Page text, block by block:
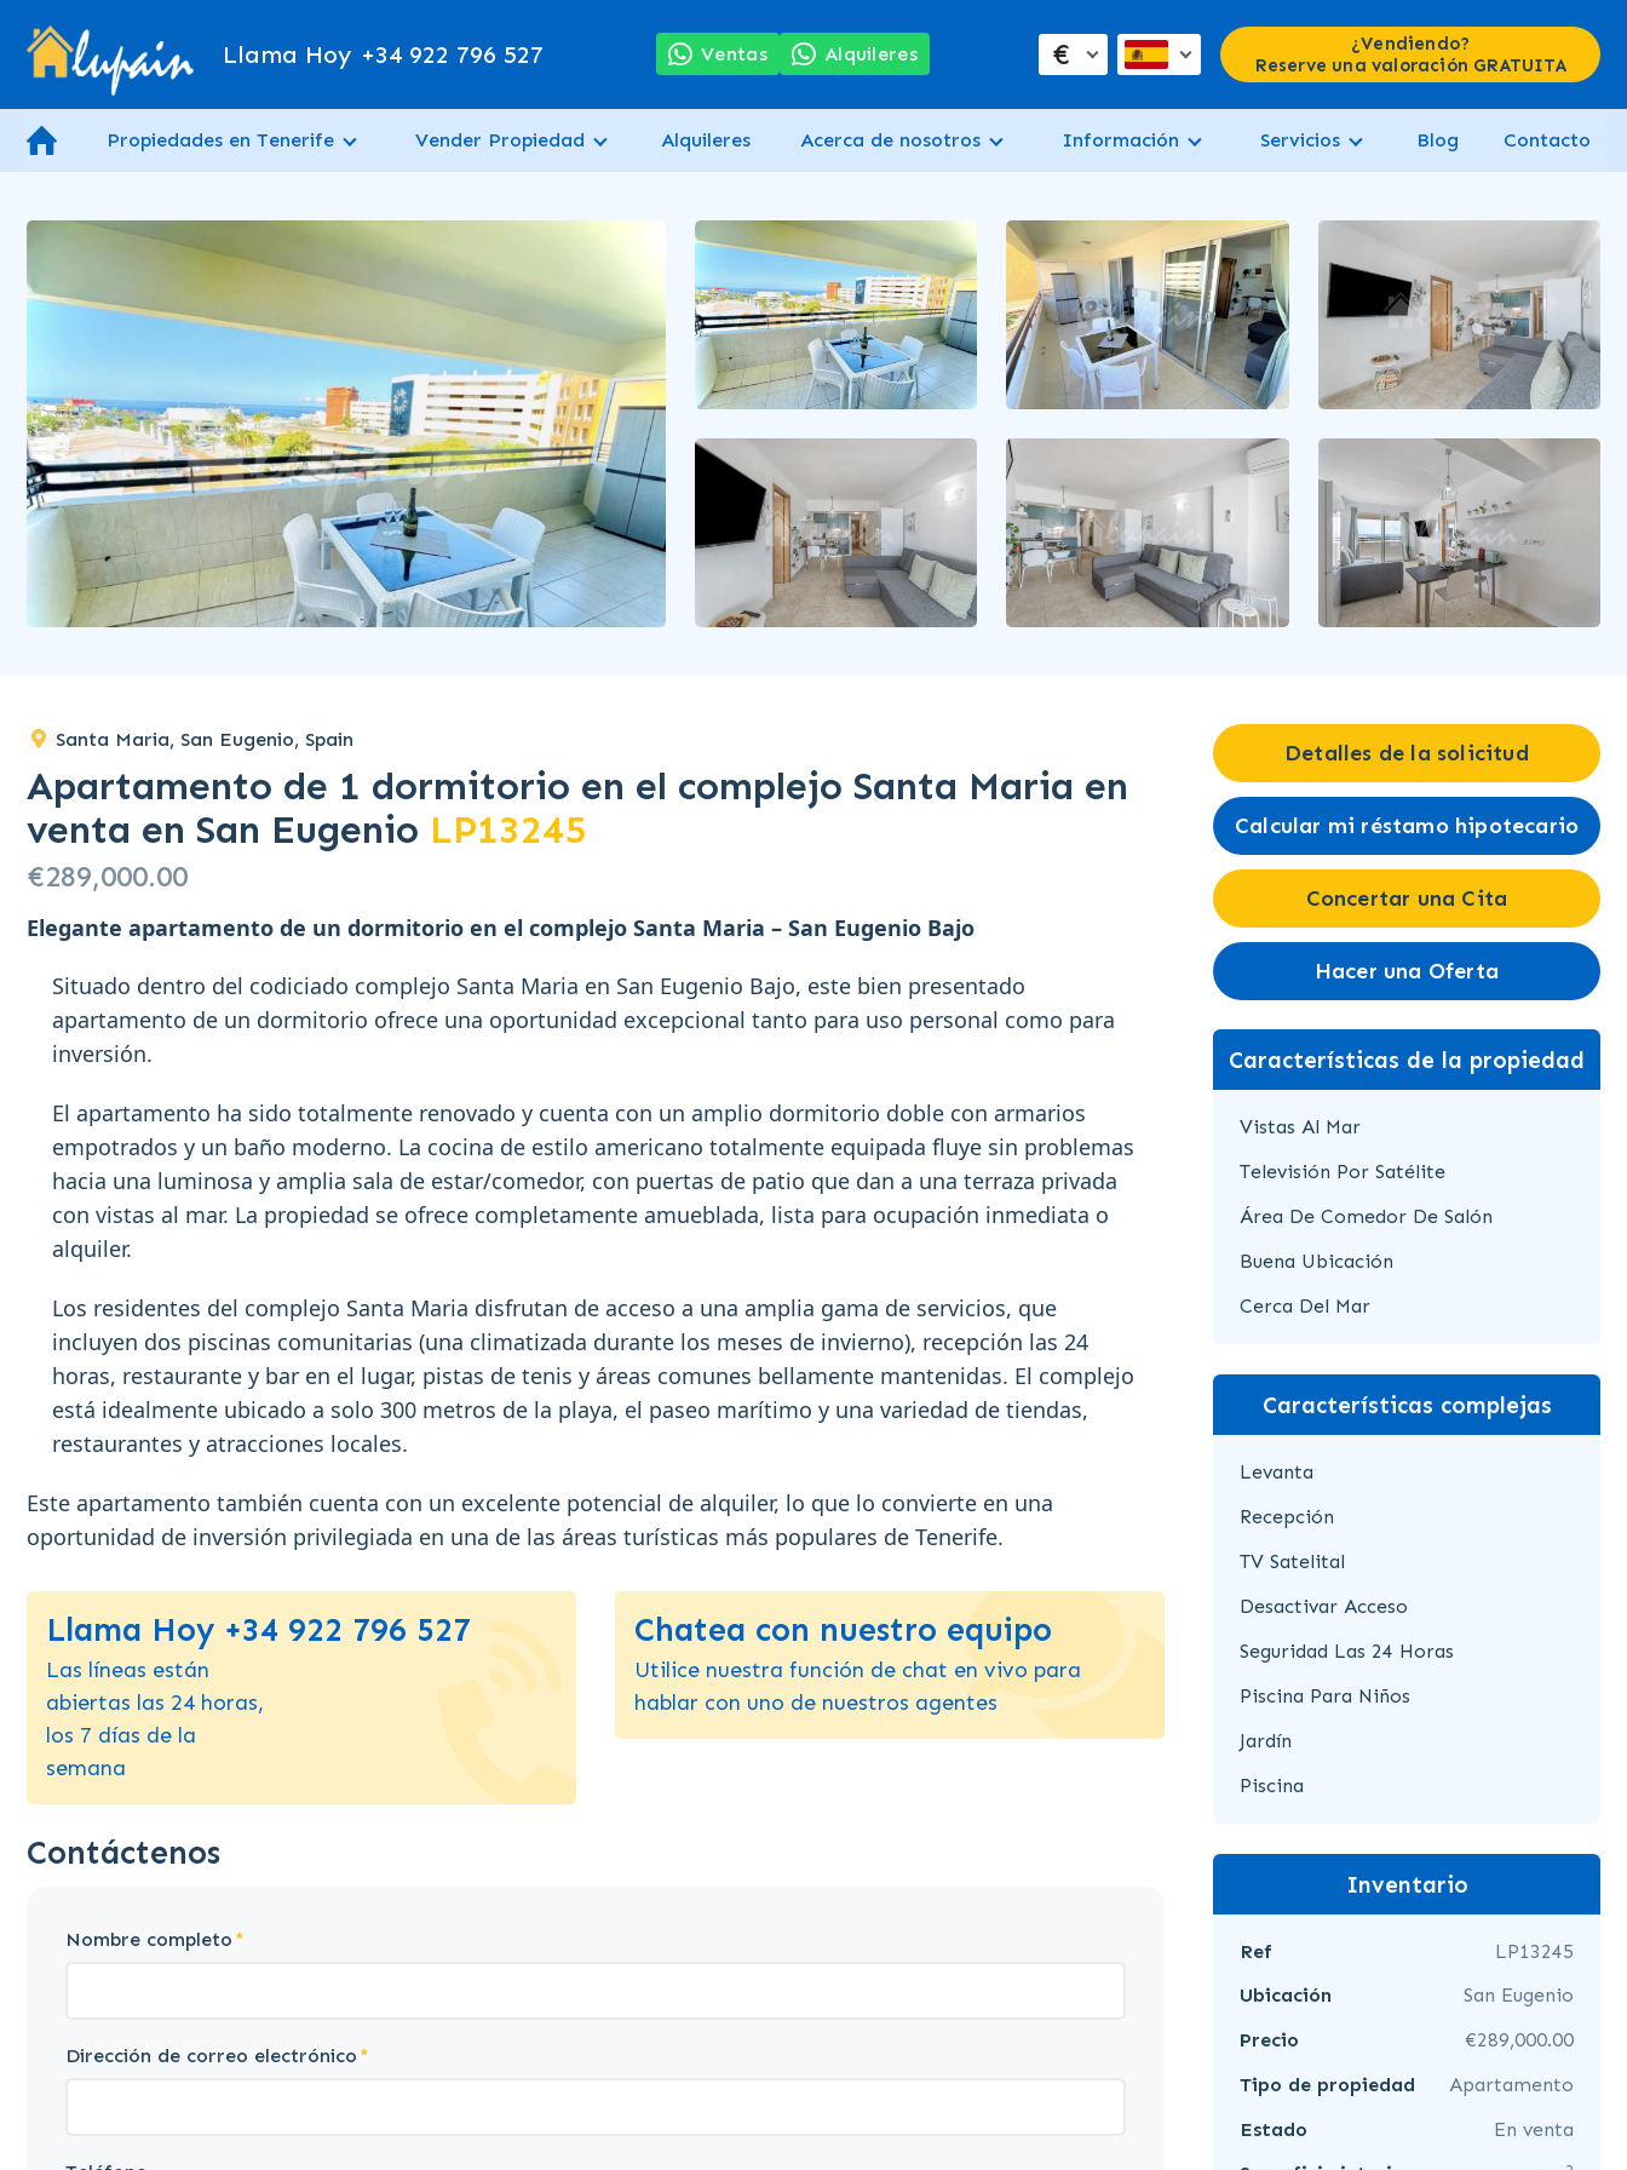
Llama Hoy +34 922 796 527 Ventas Alquileres €
¿Vendiendo?
Reserve una valoración GRATUITA
Propiedades en Tenerife Vender Propiedad Alquileres Acerca de nosotros Información Servicios Blog Contacto
Santa Maria, San Eugenio, Spain
Apartamento de 1 dormitorio en el complejo Santa Maria en
venta en San Eugenio LP13245
€289,000.00
Elegante apartamento de un dormitorio en el complejo Santa Maria – San Eugenio Bajo
Situado dentro del codiciado complejo Santa Maria en San Eugenio Bajo, este bien presentado
apartamento de un dormitorio ofrece una oportunidad excepcional tanto para uso personal como para
inversión.
El apartamento ha sido totalmente renovado y cuenta con un amplio dormitorio doble con armarios
empotrados y un baño moderno. La cocina de estilo americano totalmente equipada fluye sin problemas
hacia una luminosa y amplia sala de estar/comedor, con puertas de patio que dan a una terraza privada
con vistas al mar. La propiedad se ofrece completamente amueblada, lista para ocupación inmediata o
alquiler.
Los residentes del complejo Santa Maria disfrutan de acceso a una amplia gama de servicios, que
incluyen dos piscinas comunitarias (una climatizada durante los meses de invierno), recepción las 24
horas, restaurante y bar en el lugar, pistas de tenis y áreas comunes bellamente mantenidas. El complejo
está idealmente ubicado a solo 300 metros de la playa, el paseo marítimo y una variedad de tiendas,
restaurantes y atracciones locales.
Este apartamento también cuenta con un excelente potencial de alquiler, lo que lo convierte en una
oportunidad de inversión privilegiada en una de las áreas turísticas más populares de Tenerife.
Llama Hoy +34 922 796 527
Las líneas están
abiertas las 24 horas,
los 7 días de la
semana
Chatea con nuestro equipo
Utilice nuestra función de chat en vivo para
hablar con uno de nuestros agentes
Contáctenos
Nombre completo
Dirección de correo electrónico
Detalles de la solicitud
Calcular mi réstamo hipotecario
Concertar una Cita
Hacer una Oferta
Características de la propiedad
Vistas Al Mar
Televisión Por Satélite
Área De Comedor De Salón
Buena Ubicación
Cerca Del Mar
Características complejas
Levanta
Recepción
TV Satelital
Desactivar Acceso
Seguridad Las 24 Horas
Piscina Para Niños
Jardín
Piscina
Inventario
Ref
LP13245
Ubicación
San Eugenio
Precio
€289,000.00
Tipo de propiedad
Apartamento
Estado
En venta